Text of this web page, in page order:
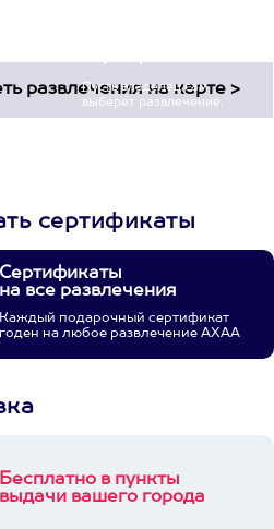
Пусть владелец сам
выберет развлечение.
сертификаты
Сертификаты
на все развлечения
Каждый подарочный сертификат
годен на любое развлечение АХАА
Бесплатно в пункты
выдачи вашего города